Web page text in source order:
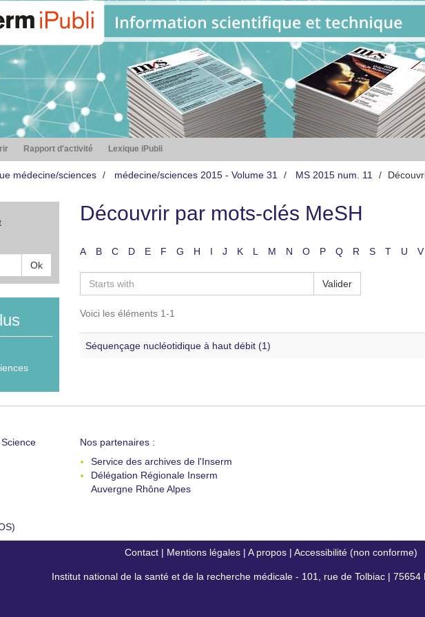
Rapport d'activité Lexique iPubli
médecine/sciences médecine/sciences 2015 - Volume 31 MS 2015 num. 11
Ok
Découvrir par mots-clés MeSH
A B C D E F G H I J K L M N O P Q R S T U V
Valider
Voici les éléments 1-1
Séquençage nucléotidique à haut débit (1)
Nos partenaires :
Service des archives de l'Inserm
Délégation Régionale Inserm
Auvergne Rhône Alpes
Contact| Mentions légales| A propos| Accessibilité (non conforme)
Institut national de la santé et de la recherche médicale - 101, rue de Tolbiac | 75654